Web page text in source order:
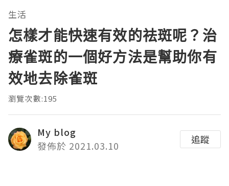
生活
怎樣才能快速有效的祛斑呢？治
療雀斑的一個好方法是幫助你有
效地去除雀斑
瀏覽次數:195
My blog
發佈於 2021.03.10
追蹤